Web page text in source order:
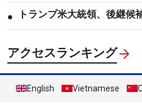
● トランプ米大統領、後継候
アクセスランキング
English Vietnamese